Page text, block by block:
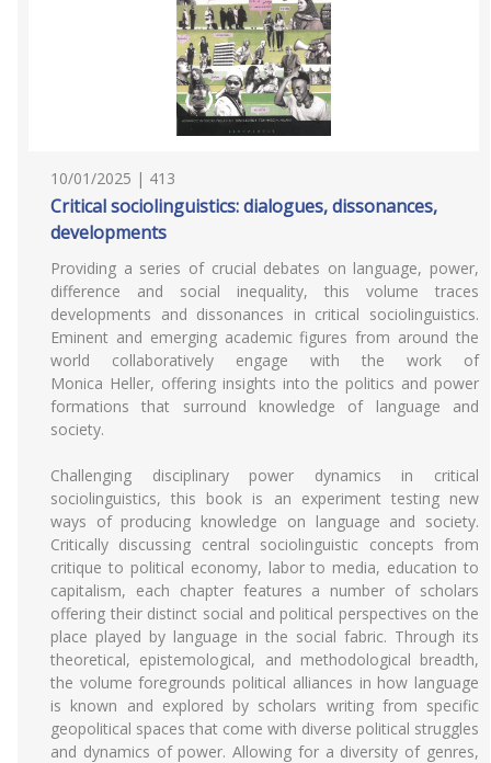
10/01/2025 | 413
Critical sociolinguistics: dialogues, dissonances,
developments
Providing a series of crucial debates on language, power,
difference and social inequality, this volume traces
developments and dissonances in critical sociolinguistics.
Eminent and emerging academic figures from around the
world collaboratively engage with the work of
Monica Heller, offering insights into the politics and power
formations that surround knowledge of language and
society.
Challenging disciplinary power dynamics in critical
sociolinguistics, this book is an experiment testing new
ways of producing knowledge on language and society.
Critically discussing central sociolinguistic concepts from
critique to political economy, labor to media, education to
capitalism, each chapter features a number of scholars
offering their distinct social and political perspectives on the
place played by language in the social fabric. Through its
theoretical, epistemological, and methodological breadth,
the volume foregrounds political alliances in how language
is known and explored by scholars writing from specific
geopolitical spaces that come with diverse political struggles
and dynamics of power. Allowing for a diversity of genres,